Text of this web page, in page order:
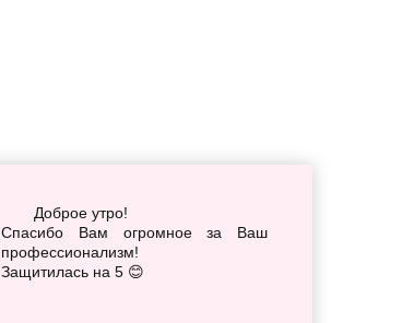
Доброе утро!
Спасибо Вам огромное за Ваш
профессионализм!
Защитилась на 5 😊